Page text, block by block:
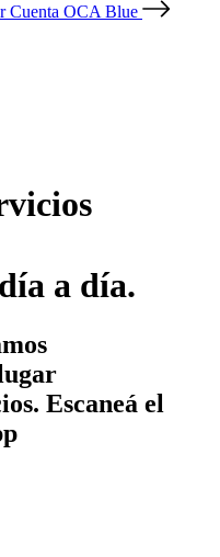
Cuenta OCA Blue
a día.
Escaneá el